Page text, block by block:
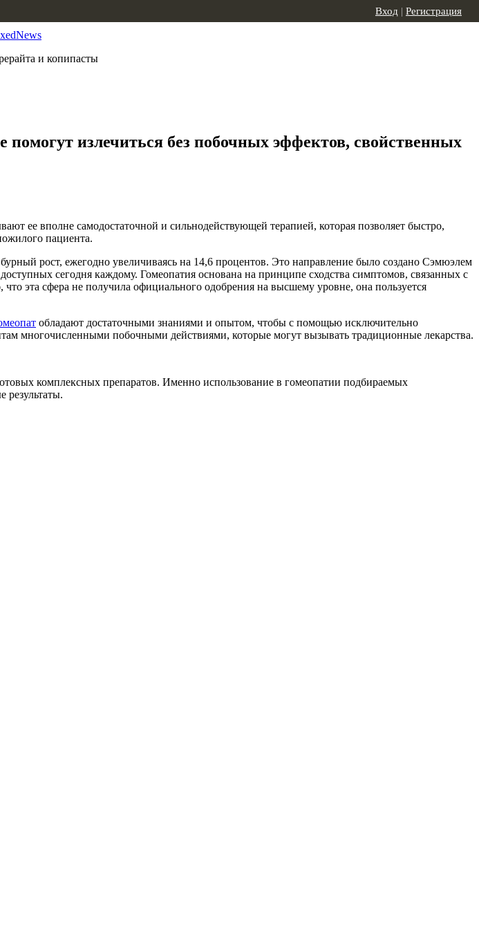
и копипасты
Вход | Регистрация
излечиться без побочных эффектов, свойственных
ее вполне самодостаточной и сильнодействующей терапией, которая позволяет быстро,
пациента.
рост, ежегодно увеличиваясь на 14,6 процентов. Это направление было создано Сэмюэлем
сегодня каждому. Гомеопатия основана на принципе сходства симптомов, связанных с
эта сфера не получила официального одобрения на высшему уровне, она пользуется
обладают достаточными знаниями и опытом, чтобы с помощью исключительно
многочисленными побочными действиями, которые могут вызывать традиционные лекарства.
комплексных препаратов. Именно использование в гомеопатии подбираемых
результаты.